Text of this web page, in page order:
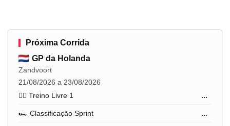
Próxima Corrida
GP da Holanda
Zandvoort
21/08/2026 a 23/08/2026
🏋️‍♂️ Treino Livre 1
...
🏎️ Classificação Sprint ...